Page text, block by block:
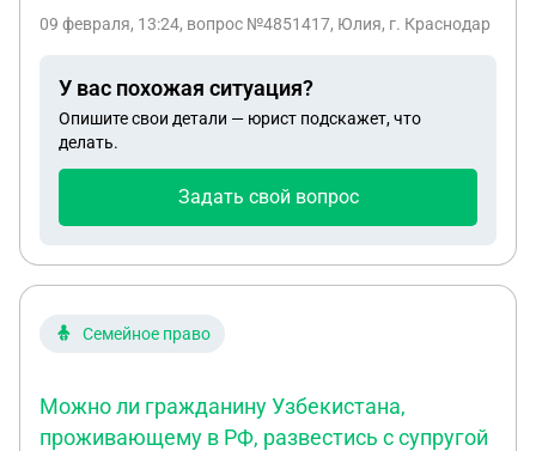
купить и оформить на себя недвижимость или
первоначальный внос по ипотеке. И нужно ли мне
будет платить налог за за проданную квартиру ? (
срок владения более 5ти лет)
09 февраля, 13:24, вопрос №4851417, Юлия, г. Краснодар
У вас похожая ситуация?
Опишите свои детали — юрист подскажет, что
делать.
Задать свой вопрос
Семейное право
Можно ли гражданину Узбекистана,
проживающему в РФ, развестись с супругой